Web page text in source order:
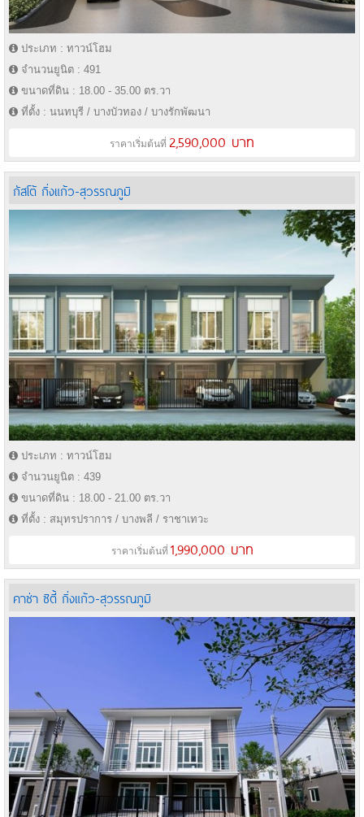
ประเภท : ทาวน์โฮม
จำนวนยูนิต : 491
ขนาดที่ดิน : 18.00 - 35.00 ตร.วา
ที่ตั้ง : นนทบุรี / บางบัวทอง / บางรักพัฒนา
ราคาเริ่มต้นที่ 2,590,000 บาท
กัสโต้ กิ่งแก้ว-สุวรรณภูมิ
ประเภท : ทาวน์โฮม
จำนวนยูนิต : 439
ขนาดที่ดิน : 18.00 - 21.00 ตร.วา
ที่ตั้ง : สมุทรปราการ / บางพลี / ราชาเทวะ
ราคาเริ่มต้นที่ 1,990,000 บาท
คาซ่า ซิตี้ กิ่งแก้ว-สุวรรณภูมิ